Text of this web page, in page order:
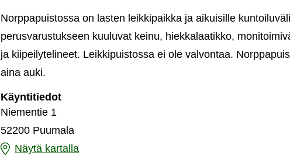
Norppapuistossa on lasten leikkipaikka ja aikuisille
perusvarustukseen kuuluvat keinu, hiekkalaatikko,
ja kiipeilytelineet. Leikkipuistossa ei ole valvontaa.
aina auki.
KäyntitiedotNorppapuisto
Niementie 1
52200 Puumala
Näytä kartalla
Norppapuisto